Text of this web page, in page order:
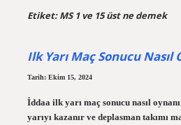
Etiket:MS 1 ve 15 üst ne demek
Ilk Yarı Maç Sonucu Nasıl
Tarih: Ekim 15, 2024
İddaa ilk yarı maç sonucu nasıl
yarıyı kazanır ve deplasman takımı